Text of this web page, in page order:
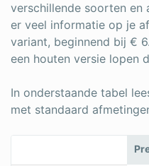
verschillende soorten en
er veel informatie op je
variant, beginnend bij €
een houten versie lopen
In onderstaande tabel
met standaard